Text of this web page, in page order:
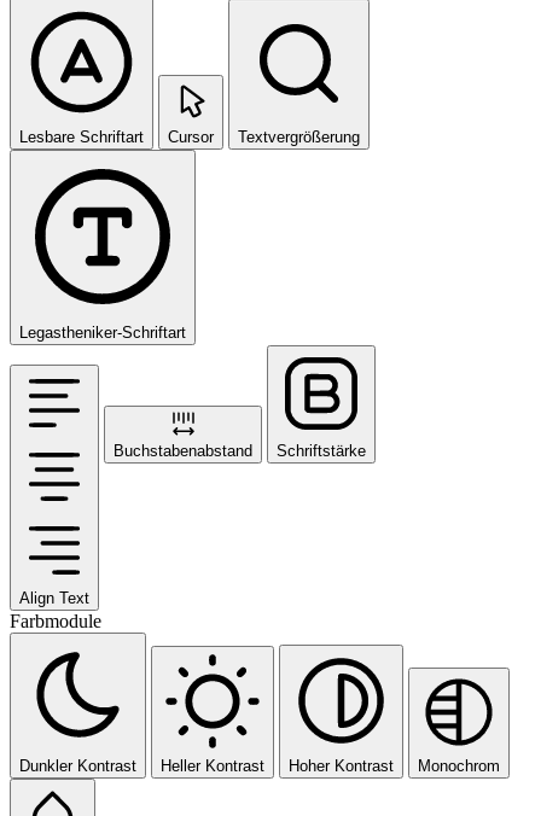
Lesbare Schriftart Cursor Textvergrößerung
Legastheniker-Schriftart
Align Text
Buchstabenabstand Schriftstärke
Farbmodule
Dunkler Kontrast Heller Kontrast Hoher Kontrast Monochrom